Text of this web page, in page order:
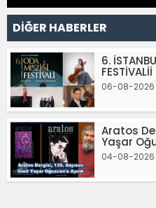
DİĞER HABERLER
6.
FESTİVALİİ
06-08-
Aratos
Yaşar
04-08-